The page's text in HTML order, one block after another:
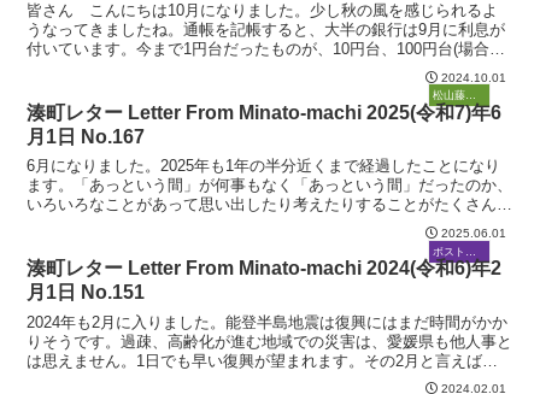
皆さん こんにちは10月になりました。少し秋の風を感じられるよ
うなってきましたね。通帳を記帳すると、大半の銀行は9月に利息が
付いています。今まで1円台だったものが、10円台、100円台(場合に
2024.10.01
ボストーク
松山藤原塾
湊町レター Letter From Minato-machi 2025(令和7)年6
月1日 No.167
6月になりました。2025年も1年の半分近くまで経過したことになり
ます。「あっという間」が何事もなく「あっという間」だったのか、
いろいろなことがあって思い出したり考えたりすることがたくさんあ
って「あっという間」だったのか、さて皆さんはいかが...
2025.06.01
湊町レター Letter From Minato-machi 2024(令和6)年2
月1日 No.151
2024年も2月に入りました。能登半島地震は復興にはまだ時間がかか
りそうです。過疎、高齢化が進む地域での災害は、愛媛県も他人事と
は思えません。1日でも早い復興が望まれます。その2月と言えば、
コロナになる少し前までは税制改正の季節でした。簡単...
2024.02.01